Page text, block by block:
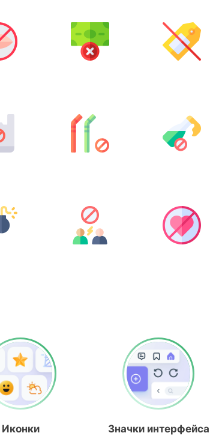
Иконки Значки интерфейса